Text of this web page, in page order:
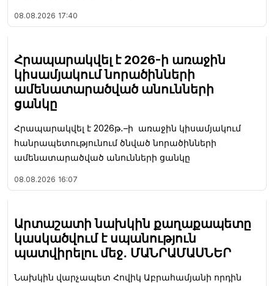
08.08.2026 17:40
Հրապարակվել է 2026-ի առաջին
կիսամյակում նորածինների
ամենատարածված անունների
ցանկը
Հրապարակվել է 2026թ․–ի առաջին կիսամյակում
հանրապետությունում ծնված նորածինների
ամենատարածված անունների ցանկը
08.08.2026 16:07
Արտաշատի նախկին քաղաքապետը
կասկածվում է սպանություն
պատվիրելու մեջ․ ՄԱՆՐԱՄԱՍՆԵՐ
Նախկին վարչապետ Հովիկ Աբրահամյանի որդին